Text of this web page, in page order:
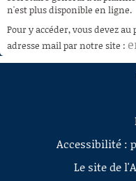
RECHERCHE
AIDE À LA DÉCOUPE
DE VIDÉOS
n'est plus disponible en ligne.
Pour y accéder, vous devez
adresse mail par notre site :
Accessibilité :
Le site de